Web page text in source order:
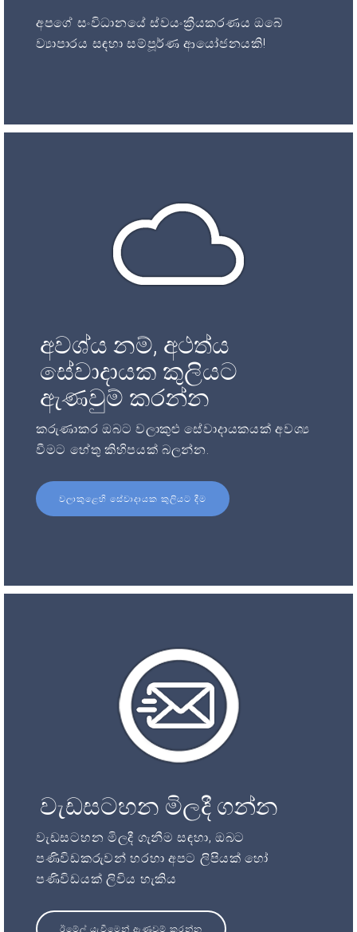
අපගේ සංවිධානයේ ස්වයංක්‍රීයකරණය ඔබේ
ව්‍යාපාරය සඳහා සම්පූර්ණ ආයෝජනයකි!
අවශ්ය නම්, අථත්ය
සේවාදායක කුලියට
ඇණවුම් කරන්න
කරුණාකර ඔබට වලාකුළු සේවාදායකයක් අවශ්‍ය
වීමට හේතු කිහිපයක් බලන්න.
වලාකුළෙහි සේවාදායක කුලියට දීම
වැඩසටහන මිලදී ගන්න
වැඩසටහන මිලදී ගැනීම සඳහා, ඔබට
පණිවිඩකරුවන් හරහා අපට ලිපියක් හෝ
පණිවිඩයක් ලිවිය හැකිය
ඊමේල් යැවීමෙන් ඇණවුම් කරන්න